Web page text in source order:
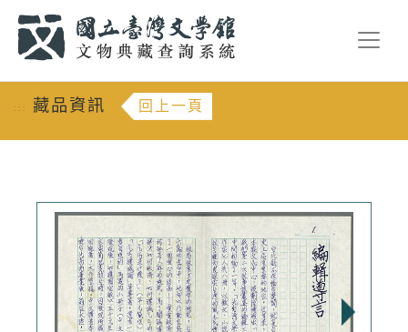
::: 藏品資訊 回上一頁